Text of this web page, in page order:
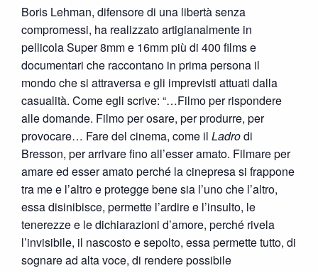
Boris Lehman, difensore di una libertà senza
compromessi, ha realizzato artigianalmente in
pellicola Super 8mm e 16mm più di 400 films e
documentari che raccontano in prima persona il
mondo che si attraversa e gli imprevisti attuati dalla
casualità. Come egli scrive: “…Filmo per rispondere
alle domande. Filmo per osare, per produrre, per
provocare… Fare del cinema, come il Ladrodi
Bresson, per arrivare fino all’esser amato. Filmare per
amare ed esser amato perché la cinepresa si frappone
tra me e l’altro e protegge bene sia l’uno che l’altro,
essa disinibisce, permette l’ardire e l’insulto, le
tenerezze e le dichiarazioni d’amore, perché rivela
l’invisibile, il nascosto e sepolto, essa permette tutto, di
sognare ad alta voce, di rendere possibile